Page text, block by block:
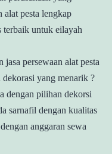
alat pesta lengkap
terbaik untuk eilayah
persewaan alat pesta
yang menarik ?
dengan pilihan dekorsi
sarnafil dengan kualitas
anggaran sewa